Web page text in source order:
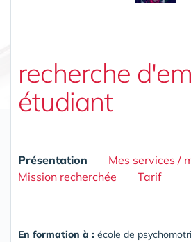
recherche
étudiant
Présentation
Mes services /
Mission recherchée
Tarif
En formation à : école de